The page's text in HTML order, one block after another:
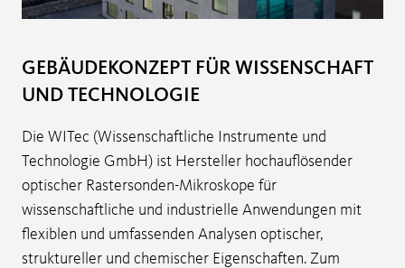
GEBÄUDEKONZEPT FÜR WISSENSCHAFT
UND TECHNOLOGIE
Die WITec (Wissenschaftliche Instrumente und
Technologie GmbH) ist Hersteller hochauflösender
optischer Rastersonden-Mikroskope für
wissenschaftliche und industrielle Anwendungen mit
flexiblen und umfassenden Analysen optischer,
struktureller und chemischer Eigenschaften. Zum